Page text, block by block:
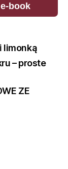
book
limonką
– proste
ZE